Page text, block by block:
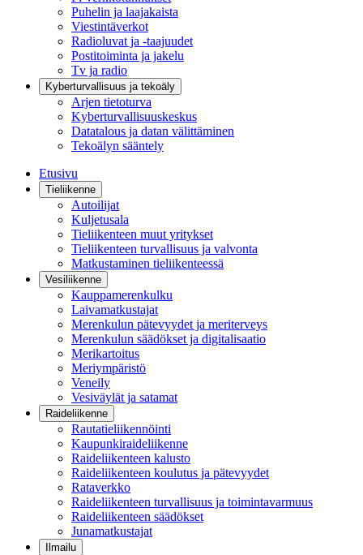
Puhelin ja laajakaista
Viestintäverkot
Radioluvat ja -taajuudet
Postitoiminta ja jakelu
Tv ja radio
Kyberturvallisuus ja tekoäly
Arjen tietoturva
Kyberturvallisuuskeskus
Datatalous ja datan välittäminen
Tekoälyn sääntely
Etusivu
Tieliikenne
Autoilijat
Kuljetusala
Tieliikenteen muut yritykset
Tieliikenteen turvallisuus ja valvonta
Matkustaminen tieliikenteessä
Vesiliikenne
Kauppamerenkulku
Laivamatkustajat
Merenkulun pätevyydet ja meriterveys
Merenkulun säädökset ja digitalisaatio
Merikartoitus
Meriympäristö
Veneily
Vesiväylät ja satamat
Raideliikenne
Rautatieliikennöinti
Kaupunkiraideliikenne
Raideliikenteen kalusto
Raideliikenteen koulutus ja pätevyydet
Rataverkko
Raideliikenteen turvallisuus ja toimintavarmuus
Raideliikenteen säädökset
Junamatkustajat
Ilmailu